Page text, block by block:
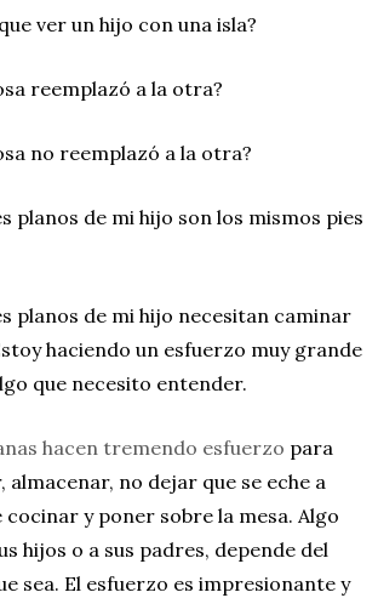
ver un hijo con una isla?
reemplazó a la otra?
no reemplazó a la otra?
planos de mi hijo son los mismos pies
planos de mi hijo necesitan caminar
haciendo un esfuerzo muy grande
que necesito entender.
hacen tremendo esfuerzo para
no dejar que se eche a
y poner sobre la mesa. Algo
hijos o a sus padres, depende del
sea. El esfuerzo es impresionante y